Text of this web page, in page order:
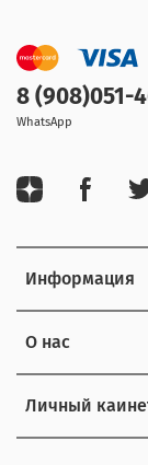
Информация
О нас
Личный
8 (908)051-
WhatsApp